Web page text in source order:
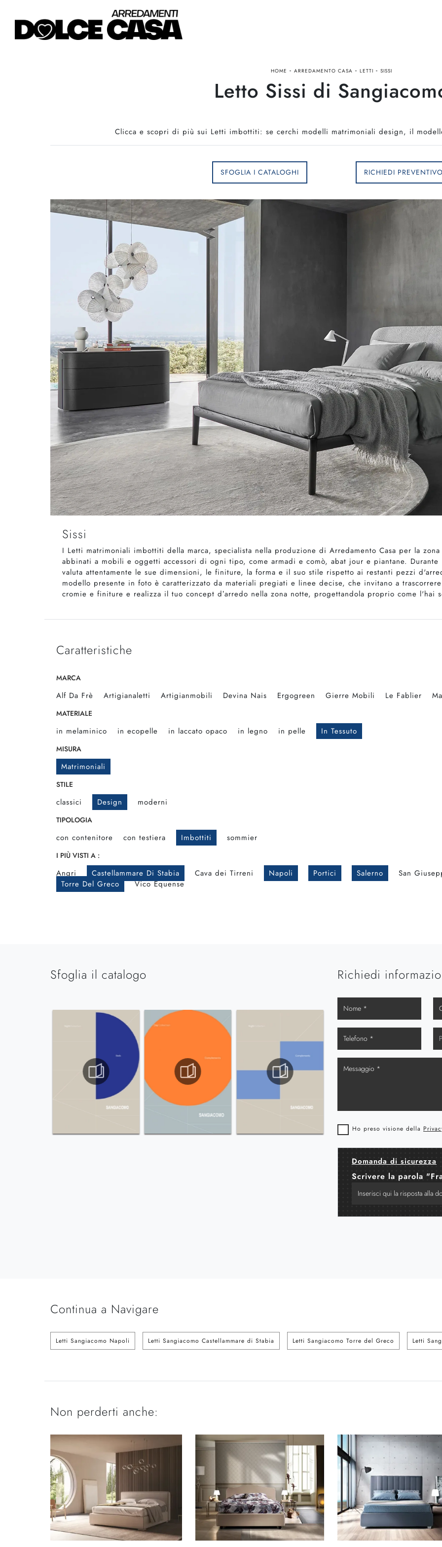
HOME - ARREDAMENTO CASA - LETTI - SISSI
Letto Sissi di
Clicca e scopri di più sui Letti imbottiti: se cerchi modelli matrimoniali design, il
SFOGLIA I CATALOGHI RICHIEDI
Sissi
I Letti matrimoniali imbottiti della marca, specialista nella produzione di Arredamento Casa per la
abbinati a mobili e oggetti accessori di ogni tipo, come armadi e comò, abat jour e piantane.
valuta attentamente le sue dimensioni, le finiture, la forma e il suo stile rispetto ai restanti pezzi
modello presente in foto è caratterizzato da materiali pregiati e linee decise, che invitano a
cromie e finiture e realizza il tuo concept d’arredo nella zona notte, progettandola proprio come l'hai
Caratteristiche
MARCA
Alf Da Frè Artigianaletti Artigianmobili Devina Nais Ergogreen Gierre Mobili Le Fablier
MATERIALE
in melaminico in ecopelle in laccato opaco in legno in pelle In Tessuto
MISURA
Matrimoniali
STILE
classici Design moderni
TIPOLOGIA
con contenitore con testiera Imbottiti sommier
I PIÙ VISTI A :
Angri Castellammare Di Stabia Cava dei Tirreni Napoli Portici Salerno
San
Torre Del Greco
Vico Equense
Sfoglia il catalogo Richiedi
Ho preso visione della
Domanda di sicurezza
Scrivere la parola
Continua a Navigare
Letti Sangiacomo Napoli Letti Sangiacomo Castellammare di Stabia Letti Sangiacomo Torre del Greco Letti
Non perderti anche: